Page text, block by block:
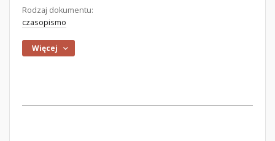
Rodzaj dokumentu:
czasopismo
Więcej